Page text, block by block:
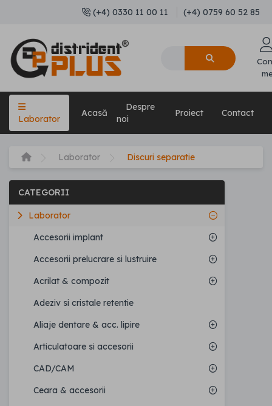
(+4) 0330 11 00 11 (+4) 0759 60 52 85
Laborator
Acasă
Despre
noi
Proiect Contact
Laborator Discuri separatie
CATEGORII
Laborator
Accesorii implant
Accesorii prelucrare si lustruire
Acrilat & compozit
Adeziv si cristale retentie
Aliaje dentare & acc. lipire
Articulatoare si accesorii
CAD/CAM
Ceara & accesorii